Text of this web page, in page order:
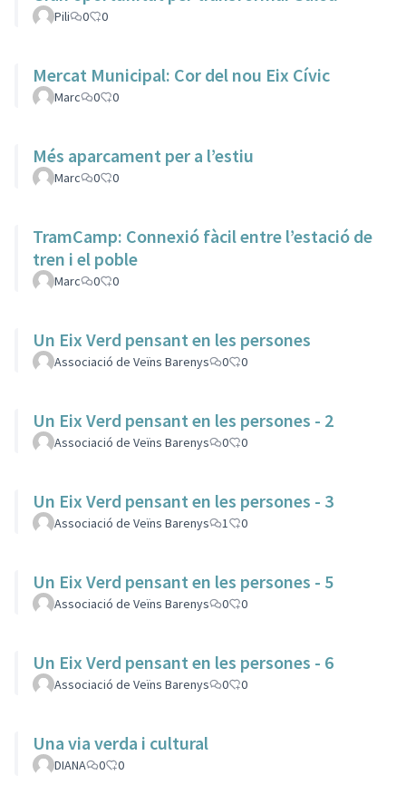
Pili 0 0
Mercat Municipal: Cor del nou Eix Cívic
Marc 0 0
Més aparcament per a l’estiu
Marc 0 0
TramCamp: Connexió fàcil entre l’estació de
tren i el poble
Marc 0 0
Un Eix Verd pensant en les persones
Associació de Veïns Barenys 0 0
Un Eix Verd pensant en les persones - 2
Associació de Veïns Barenys 0 0
Un Eix Verd pensant en les persones - 3
Associació de Veïns Barenys 1 0
Un Eix Verd pensant en les persones - 5
Associació de Veïns Barenys 0 0
Un Eix Verd pensant en les persones - 6
Associació de Veïns Barenys 0 0
Una via verda i cultural
DIANA 0 0